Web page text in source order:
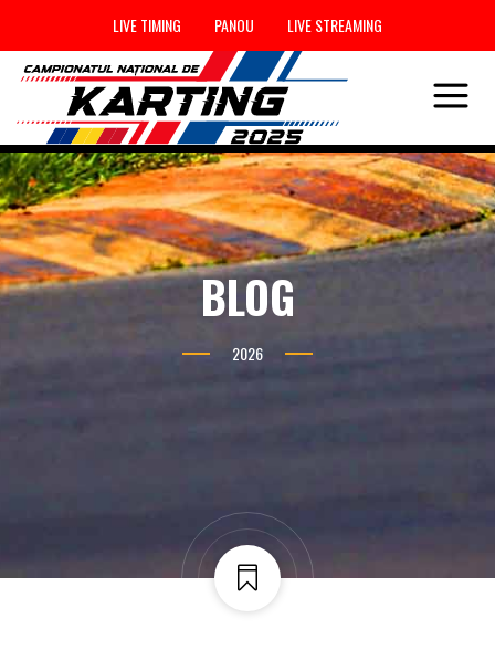
LIVE TIMING PANOU LIVE STREAMING
BLOG
2026